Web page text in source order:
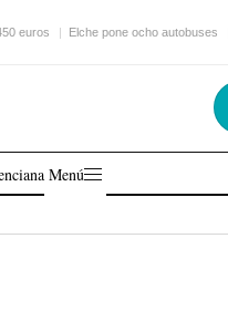
euros Elche pone ocho autobuses
Menú